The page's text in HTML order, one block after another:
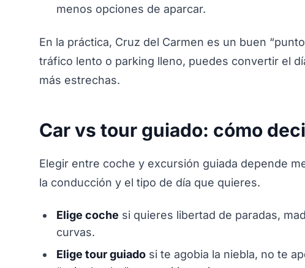
menos opciones de aparcar.
En la práctica, Cruz del Carmen es un buen
tráfico lento o parking lleno, puedes convertir el
más estrechas.
Car vs tour guiado: cómo
Elegir entre coche y excursión guiada depende
la conducción y el tipo de día que quieres.
Elige coche si quieres libertad de paradas,
curvas.
Elige tour guiado si te agobia la niebla, no te